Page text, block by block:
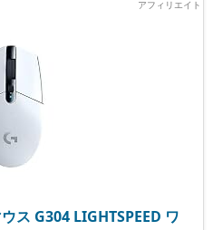
ス G304 LIGHTSPEED ワ